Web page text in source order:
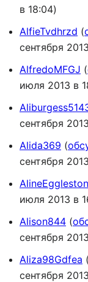
в 18:04)
AlfieTvdhrzd
сентября
AlfredoMFGJ
июля 2013 в
сентября
Alida369
сентября
AlineEggleston
июля 2013 в
Alison844
сентября
Aliza98Gdfea
сентября